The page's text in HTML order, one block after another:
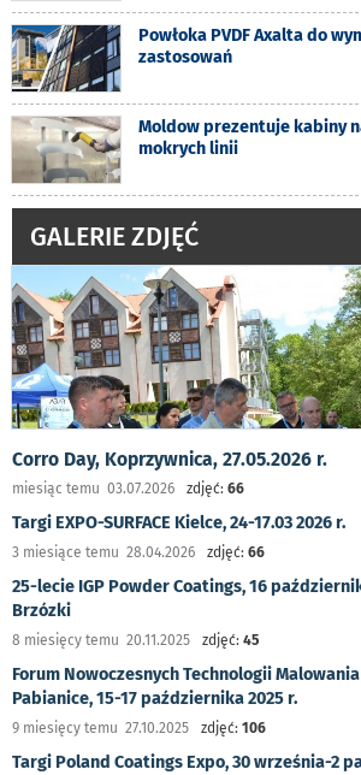
Powłoka PVDF Axalta do
zastosowań
Moldow prezentuje kabiny
mokrych linii
GALERIE ZDJĘĆ
Corro Day, Koprzywnica, 27.05.2026 r.
miesiąc temu 03.07.2026 zdjęć: 66
Targi EXPO-SURFACE Kielce, 24-17.03 2026 r.
3 miesiące temu 28.04.2026 zdjęć: 66
25-lecie IGP Powder Coatings, 16
Brzózki
8 miesięcy temu 20.11.2025 zdjęć: 45
Forum Nowoczesnych Technologii
Pabianice, 15-17 października 2025 r.
9 miesięcy temu 27.10.2025 zdjęć: 106
Targi Poland Coatings Expo, 30 września-2